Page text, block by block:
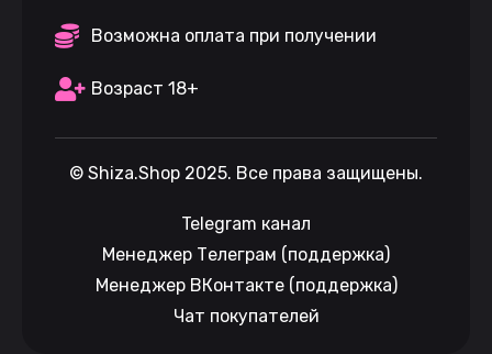
Возможна оплата при получении
Возраст 18+
© Shiza.Shop 2025. Все права защищены.
Telegram канал
Менеджер Телеграм (поддержка)
Менеджер ВКонтакте (поддержка)
Чат покупателей